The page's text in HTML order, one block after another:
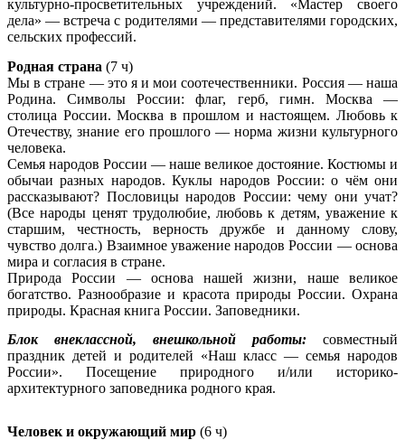
культурно-просветительных учреждений. «Мастер своего
дела» — встреча с родителями — представителями городских,
сельских профессий.
Родная страна (7 ч)
Мы в стране — это я и мои соотечественники. Россия — наша
Родина. Символы России: флаг, герб, гимн. Москва —
столица России. Москва в прошлом и настоящем. Любовь к
Отечеству, знание его прошлого — норма жизни культурного
человека.
Семья народов России — наше великое достояние. Костюмы и
обычаи разных народов. Куклы народов России: о чём они
рассказывают? Пословицы народов России: чему они учат?
(Все народы ценят трудолюбие, любовь к детям, уважение к
старшим, честность, верность дружбе и данному слову,
чувство долга.) Взаимное уважение народов России — основа
мира и согласия в стране.
Природа России — основа нашей жизни, наше великое
богатство. Разнообразие и красота природы России. Охрана
природы. Красная книга России. Заповедники.
Блок внеклассной, внешкольной работы:
совместный
праздник детей и родителей «Наш класс — семья народов
России». Посещение природного и/или историко-
архитектурного заповедника родного края.
Человек и окружающий мир (6 ч)